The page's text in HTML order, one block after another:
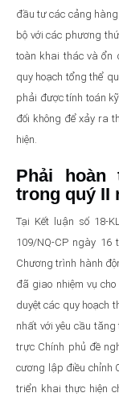
đầu tư các cảng
bộ với các phương
toàn khai thác và ổn
quy hoạch tổng thể
phải được tính toán
đối không để xảy ra
hiện.
Phải hoàn
trong quý II
Tại Kết luận số 18-
109/NQ-CP ngày
Chương trình hành
đã giao nhiệm vụ
duyệt các quy hoạch
nhất với yêu cầu tăng
trực Chính phủ đề
cương lập điều chỉnh
triển khai thực hiện